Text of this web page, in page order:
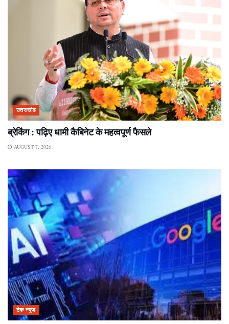
उत्तराखंड
ब्रेकिंग : पढ़िए धामी कैबिनेट के महत्वपूर्ण फैसले
AUGUST 7, 2026
टेक न्यूज़